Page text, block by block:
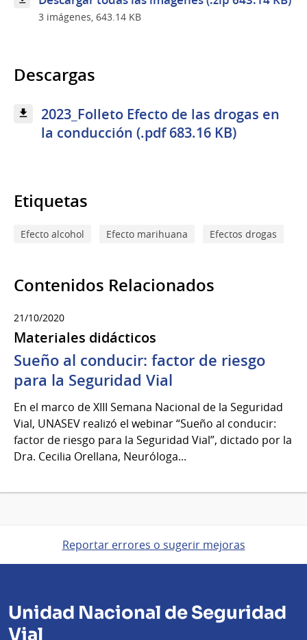
3 imágenes, 643.14 KB
Descargas
2023_Folleto Efecto de las drogas en
la conducción (.pdf 683.16 KB)
Etiquetas
Efecto alcohol Efecto marihuana Efectos drogas
Contenidos Relacionados
21/10/2020
Materiales didácticos
Sueño al conducir: factor de riesgo
para la Seguridad Vial
En el marco de XIII Semana Nacional de la Seguridad
Vial, UNASEV realizó el webinar “Sueño al conducir:
factor de riesgo para la Seguridad Vial”, dictado por la
Dra. Cecilia Orellana, Neuróloga...
Reportar errores o sugerir mejoras
Unidad Nacional de Seguridad
Vial